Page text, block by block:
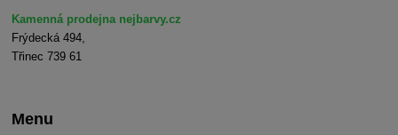
Kamenná prodejna nejbarvy.cz
Frýdecká 494,
Třinec 739 61
Menu